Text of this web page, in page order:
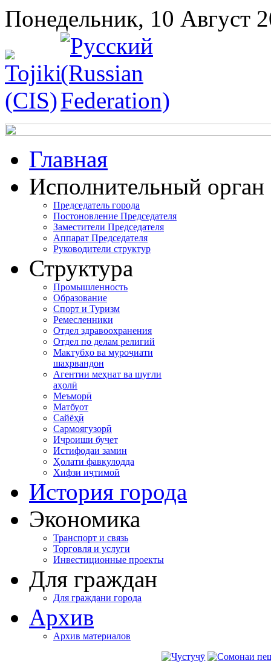
Понедельник, 10 Август
Главная
Исполнительный орган
Председатель города
Постоновление Председателя
Заместители Председателя
Аппарат Председателя
Руководители структур
Структура
Промышленность
Образование
Спорт и Туризм
Ремесленники
Отдел здравоохранения
Отдел по делам религий
Мактубҳо ва муроҷиати
шаҳрвандон
Агентии меҳнат ва шуғли
аҳолӣ
Меъморӣ
Матбуот
Сайёҳӣ
Сармоягузорӣ
Иҷроиши буҷет
Истифодаи замин
Ҳолати фавқулодда
Хифзи иҷтимоӣ
История города
Экономика
Транспорт и связь
Торговля и услуги
Инвестиционные проекты
Для граждан
Для граждани города
Архив
Архив материалов